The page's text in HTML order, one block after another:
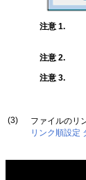
注意 1.
注意 2.
注意 3.
(3)
ファイルのリ
リンク順設定